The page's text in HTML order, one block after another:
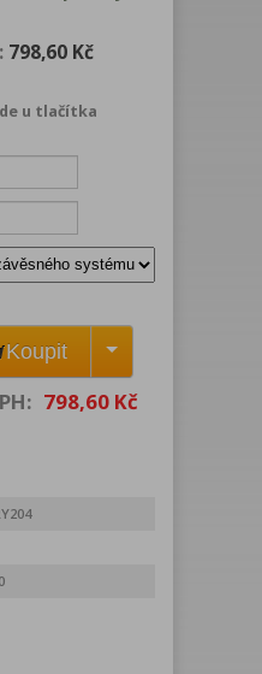
798,60 Kč
u tlačítka
Koupit
798,60 Kč